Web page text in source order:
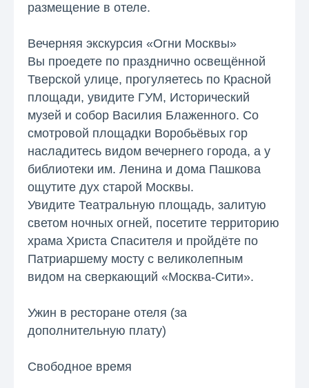
размещение в отеле.
Вечерняя экскурсия «Огни Москвы»
Вы проедете по празднично освещённой
Тверской улице, прогуляетесь по Красной
площади, увидите ГУМ, Исторический
музей и собор Василия Блаженного. Со
смотровой площадки Воробьёвых гор
насладитесь видом вечернего города, а у
библиотеки им. Ленина и дома Пашкова
ощутите дух старой Москвы.
Увидите Театральную площадь, залитую
светом ночных огней, посетите территорию
храма Христа Спасителя и пройдёте по
Патриаршему мосту с великолепным
видом на сверкающий «Москва-Сити».
Ужин в ресторане отеля (за
дополнительную плату)
Свободное время